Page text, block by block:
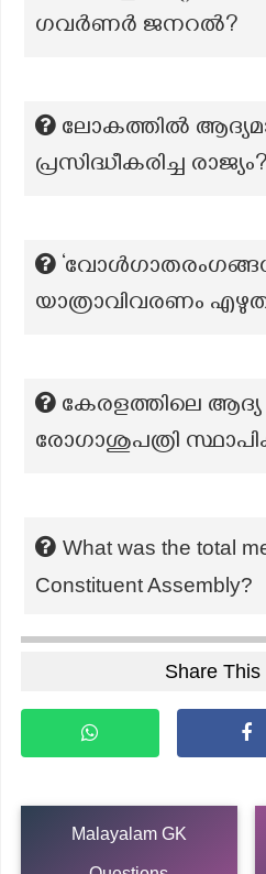
ഗവർണർ ജനറൽ?
ലോകത്തിൽ
പ്രസിദ്ധീകരിച്ച രാജ്യം?
യാത്രാവിവരണം
കേരളത്തിലെ
രോഗാശുപത്രി
What was the total
Constituent Assembly?
Share
Malayalam GK